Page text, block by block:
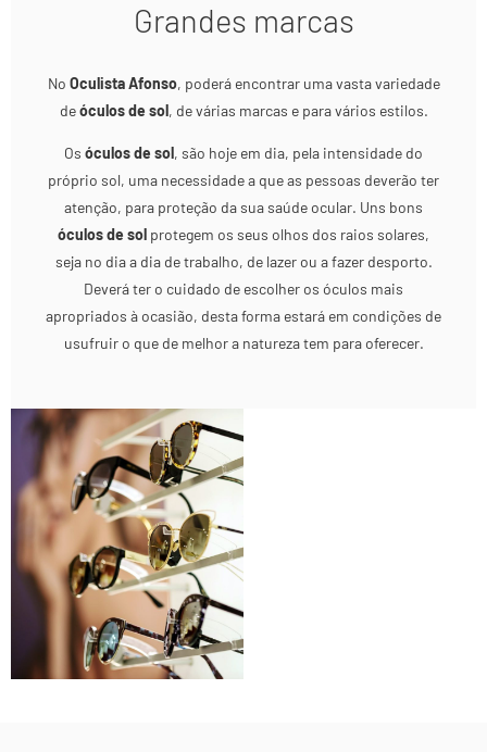
Grandes marcas
No Oculista Afonso, poderá encontrar uma vasta variedade
deóculos de sol, de várias marcas e para vários estilos.
Os óculos de sol, são hoje em dia, pela intensidade do
próprio sol, uma necessidade a que as pessoas deverão ter
atenção, para proteção da sua saúde ocular. Uns bons
óculos de sol protegem os seus olhos dos raios solares,
seja no dia a dia de trabalho, de lazer ou a fazer desporto.
Deverá ter o cuidado de escolher os óculos mais
apropriados à ocasião, desta forma estará em condições de
usufruir o que de melhor a natureza tem para oferecer.